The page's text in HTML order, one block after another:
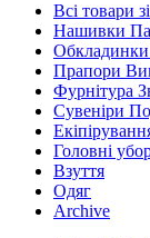
Всі товари
Нашивки
Обкладинки
Прапори
Фурнітура
Сувеніри
Головні
Взуття
Одяг
Archive